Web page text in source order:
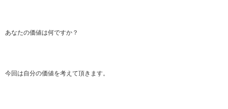
あなたの価値は何ですか？
今回は自分の価値を考えて頂きます。